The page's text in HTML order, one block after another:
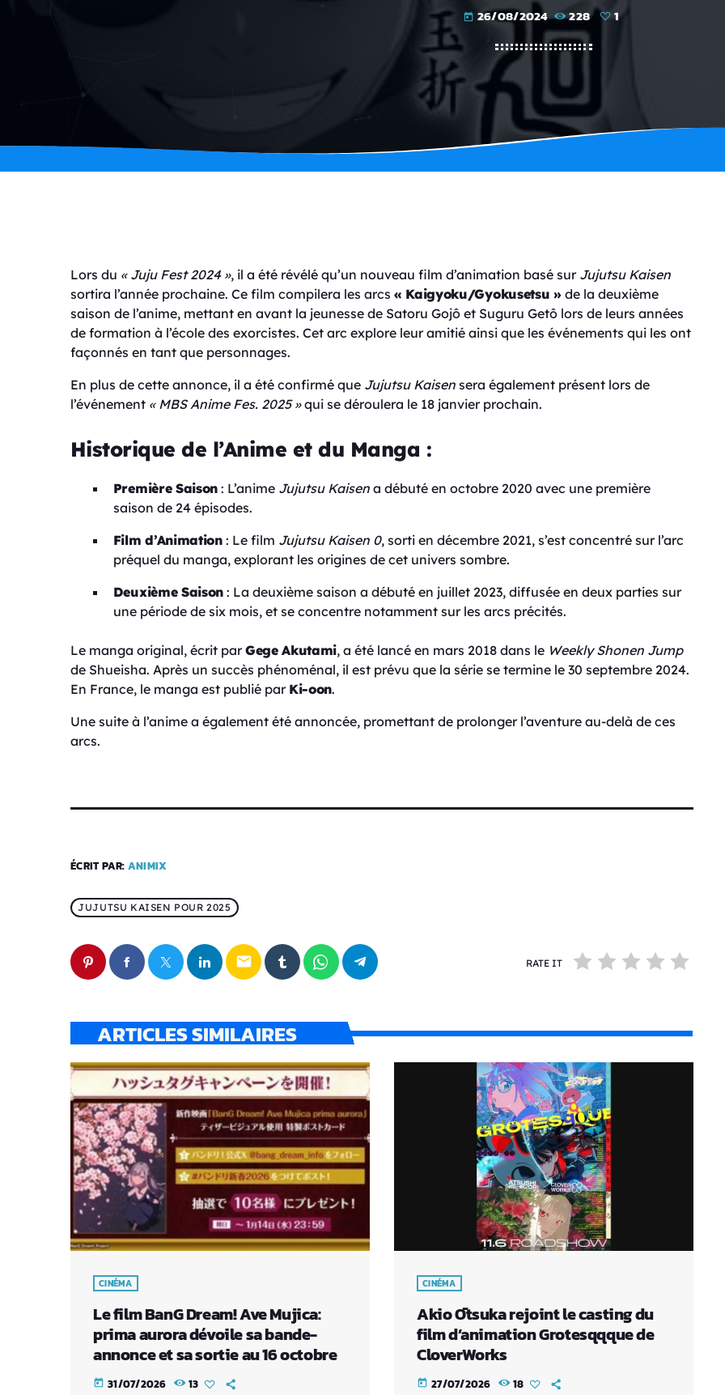
today 26/08/2024 228 1
Lors du « Juju Fest 2024 », il a été révélé qu’un nouveau film d’animation basé sur Jujutsu Kaisen
sortira l’année prochaine. Ce film compilera les arcs « Kaigyoku/Gyokusetsu »de la deuxième
saison de l’anime, mettant en avant la jeunesse de Satoru Gojô et Suguru Getô lors de leurs années
de formation à l’école des exorcistes. Cet arc explore leur amitié ainsi que les événements qui les ont
façonnés en tant que personnages.
En plus de cette annonce, il a été confirmé que Jujutsu Kaisen sera également présent lors de
l’événement « MBS Anime Fes. 2025 »qui se déroulera le 18 janvier prochain.
Historique de l’Anime et du Manga :
Première Saison : L’anime Jujutsu Kaisen a débuté en octobre 2020 avec une première
saison de 24 épisodes.
Film d’Animation: Le film Jujutsu Kaisen 0, sorti en décembre 2021, s’est concentré sur l’arc
préquel du manga, explorant les origines de cet univers sombre.
Deuxième Saison : La deuxième saison a débuté en juillet 2023, diffusée en deux parties sur
une période de six mois, et se concentre notamment sur les arcs précités.
Le manga original, écrit parGege Akutami, a été lancé en mars 2018 dans le Weekly Shonen Jump
de Shueisha. Après un succès phénoménal, il est prévu que la série se termine le 30 septembre 2024.
En France, le manga est publié par Ki-oon.
Une suite à l’anime a également été annoncée, promettant de prolonger l’aventure au-delà de ces
arcs.
ÉCRIT PAR: ANIMIX
JUJUTSU KAISEN POUR 2025
email RATE IT
ARTICLES SIMILAIRES
CINÉMA
Le film BanG Dream! Ave Mujica:
prima aurora dévoile sa bande-
annonce et sa sortie au 16 octobre
today 31/07/2026 13
CINÉMA
Akio Ōtsuka rejoint le casting du
film d’animation Grotesqqque de
CloverWorks
today 27/07/2026 18